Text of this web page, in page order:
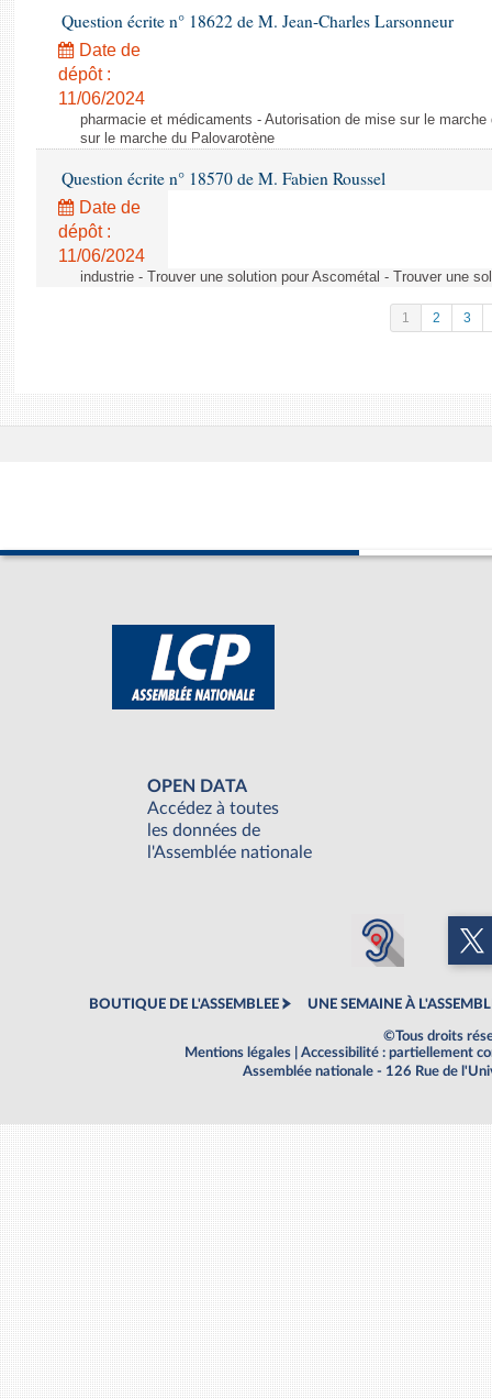
Question écrite n° 18622 de M. Jean-Charles Larsonneur
Date de
dépôt :
11/06/2024
pharmacie et médicaments - Autorisation de mise sur le
sur le marche du Palovarotène
Question écrite n° 18570 de M. Fabien Roussel
Date de
dépôt :
11/06/2024
industrie - Trouver une solution pour Ascométal - Trouver une
1 2 3
OPEN DATA
Accédez à toutes
les données de
l'Assemblée nationale
BOUTIQUE DE L'ASSEMBLEE UNE SEMAINE À
©Tous droits
Mentions légales
Accessibilité : partiellement
Assemblée nationale - 126 Rue de